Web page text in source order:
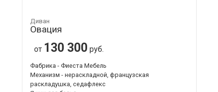
Диван
Овация
от 130 300 руб.
Фабрика - Фиеста Мебель
Механизм - нераскладной, французская
раскладушка, седафлекс